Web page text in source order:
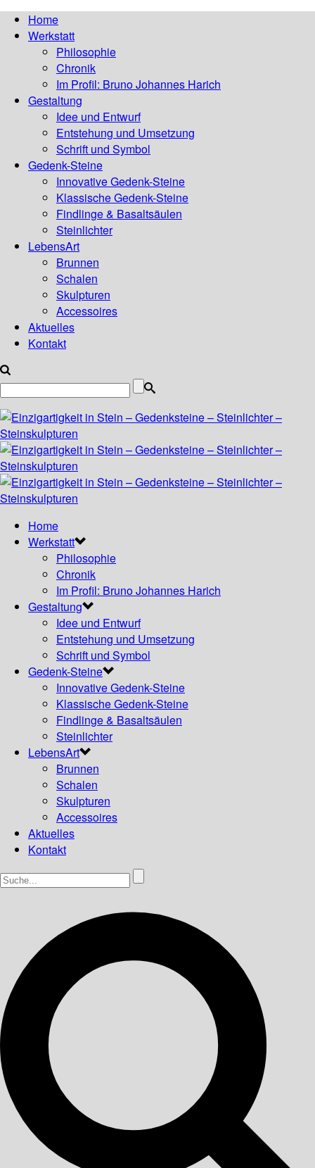
Home
Werkstatt
Philosophie
Chronik
Im Profil: Bruno Johannes Harich
Gestaltung
Idee und Entwurf
Entstehung und Umsetzung
Schrift und Symbol
Gedenk-Steine
Innovative Gedenk-Steine
Klassische Gedenk-Steine
Findlinge & Basaltsäulen
Steinlichter
LebensArt
Brunnen
Schalen
Skulpturen
Accessoires
Aktuelles
Kontakt
Home
Werkstatt
Philosophie
Chronik
Im Profil: Bruno Johannes Harich
Gestaltung
Idee und Entwurf
Entstehung und Umsetzung
Schrift und Symbol
Gedenk-Steine
Innovative Gedenk-Steine
Klassische Gedenk-Steine
Findlinge & Basaltsäulen
Steinlichter
LebensArt
Brunnen
Schalen
Skulpturen
Accessoires
Aktuelles
Kontakt